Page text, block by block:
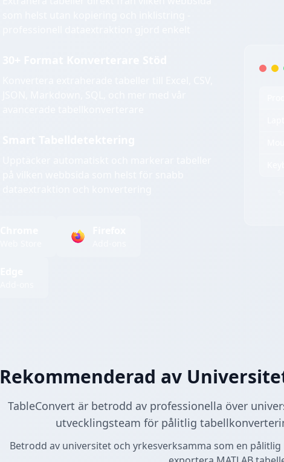
Rekommenderad av
TableConvert är betrodd av professionella över
utvecklingsteam för pålitlig
Betrodd av universitet och yrkesverksamma som en